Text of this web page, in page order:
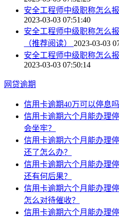
安全工程师中级职称怎么
2023-03-03 07:51:40
安全工程师中级职称怎么
（推荐阅读） 2023-03-03
安全工程师中级职称怎么
2023-03-03 07:50:14
网贷逾期
信用卡逾期40万可以停息
信用卡逾期六个月能办理
会坐牢？
信用卡逾期六个月能办理
还了怎么办？
信用卡逾期六个月能办理
还有何后果？
信用卡逾期六个月能办理
怎么对待催收？
信用卡逾期六个月能办理